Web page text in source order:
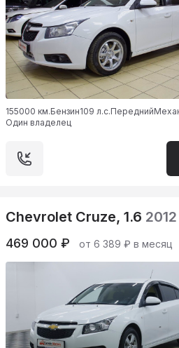
155000 км.Бензин109 л.с.Передний
Один владелец
Chevrolet Cruze, 1.6 2012
469 000 ₽ от 6 389 ₽ в месяц